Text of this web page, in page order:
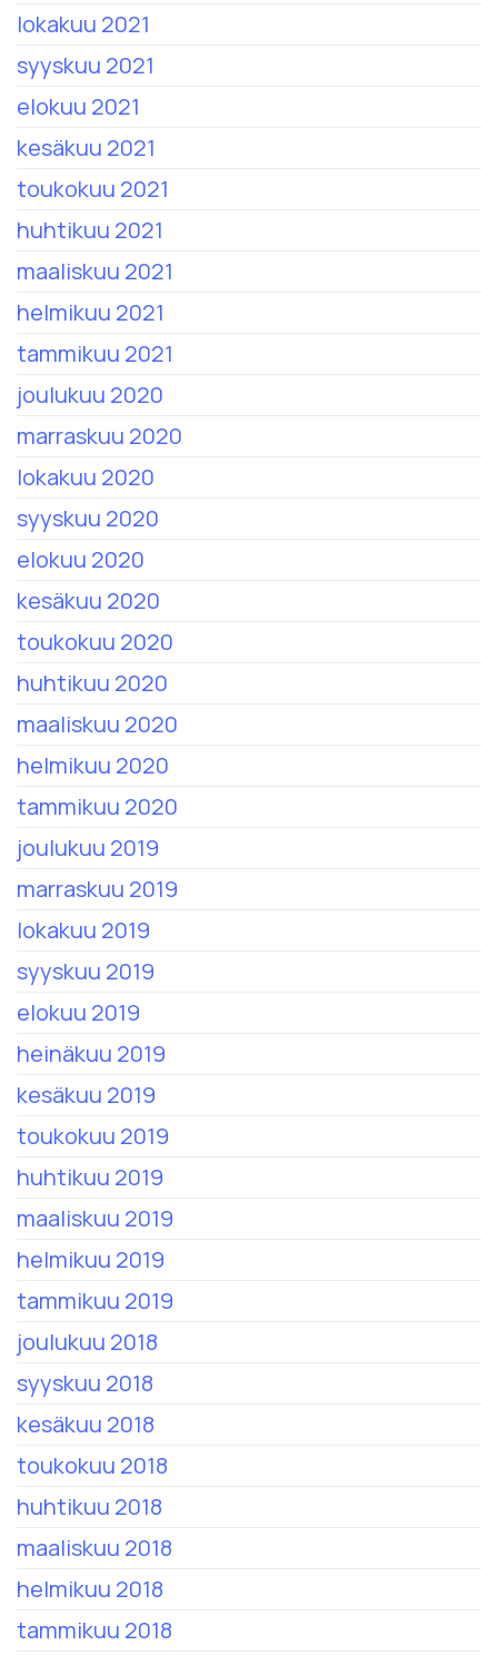
lokakuu 2021
syyskuu 2021
elokuu 2021
kesäkuu 2021
toukokuu 2021
huhtikuu 2021
maaliskuu 2021
helmikuu 2021
tammikuu 2021
joulukuu 2020
marraskuu 2020
lokakuu 2020
syyskuu 2020
elokuu 2020
kesäkuu 2020
toukokuu 2020
huhtikuu 2020
maaliskuu 2020
helmikuu 2020
tammikuu 2020
joulukuu 2019
marraskuu 2019
lokakuu 2019
syyskuu 2019
elokuu 2019
heinäkuu 2019
kesäkuu 2019
toukokuu 2019
huhtikuu 2019
maaliskuu 2019
helmikuu 2019
tammikuu 2019
joulukuu 2018
syyskuu 2018
kesäkuu 2018
toukokuu 2018
huhtikuu 2018
maaliskuu 2018
helmikuu 2018
tammikuu 2018